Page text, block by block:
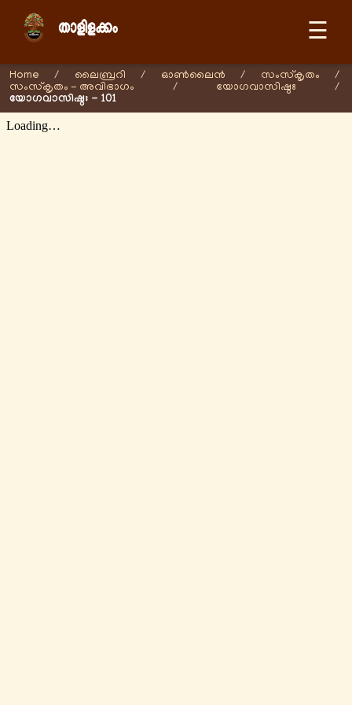
☰
Home / ലൈബ്രറി / ഓണ്‍ലൈന്‍ / സംസ്കൃതം
/
സംസ്കൃതം - അവിഭാഗം
/ യോഗവാസിഷ്ഠഃ /
യോഗവാസിഷ്ഠഃ - 101